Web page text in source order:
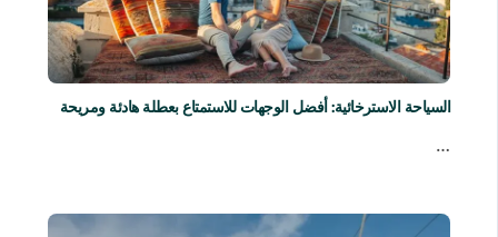
السياحة الاسترخائية: أفضل الوجهات للاستمتاع بعطلة هادئة ومريحة
…